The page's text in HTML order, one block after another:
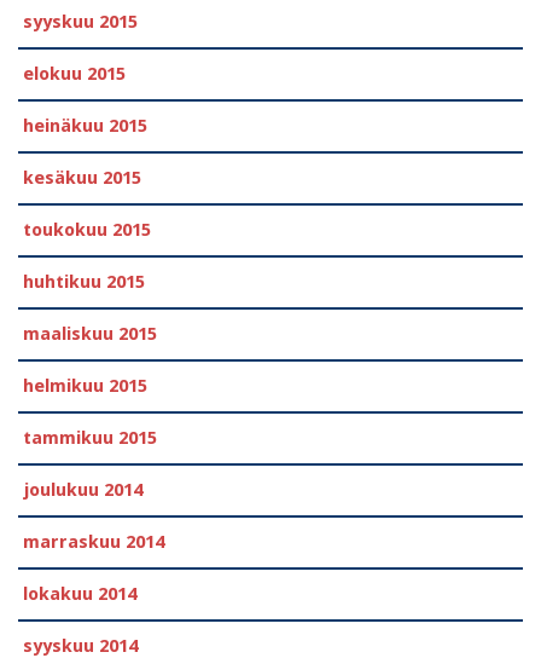
syyskuu 2015
elokuu 2015
heinäkuu 2015
kesäkuu 2015
toukokuu 2015
huhtikuu 2015
maaliskuu 2015
helmikuu 2015
tammikuu 2015
joulukuu 2014
marraskuu 2014
lokakuu 2014
syyskuu 2014